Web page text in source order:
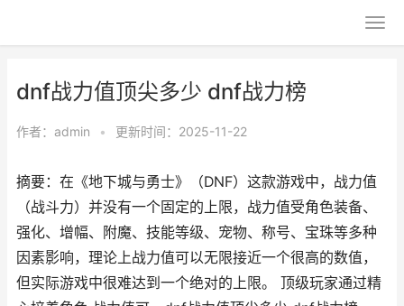
dnf战力值顶尖多少 dnf战力榜
作者： admin • 更新时间：2025-11-22
摘要：在《地下城与勇士》（DNF）这款游戏中，战力值
（战斗力）并没有一个固定的上限，战力值受角色装备、
强化、增幅、附魔、技能等级、宠物、称号、宝珠等多种
因素影响，理论上战力值可以无限接近一个很高的数值，
但实际游戏中很难达到一个绝对的上限。 顶级玩家通过精